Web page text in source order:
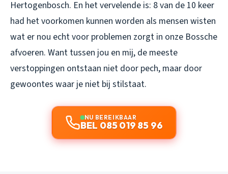
Hertogenbosch. En het vervelende is: 8 van de 10 keer
had het voorkomen kunnen worden als mensen wisten
wat er nou echt voor problemen zorgt in onze Bossche
afvoeren. Want tussen jou en mij, de meeste
verstoppingen ontstaan niet door pech, maar door
gewoontes waar je niet bij stilstaat.
NU BEREIKBAAR
BEL 085 019 85 96